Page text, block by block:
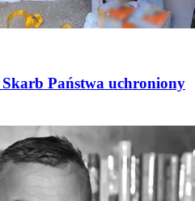
Państwa uchroniony